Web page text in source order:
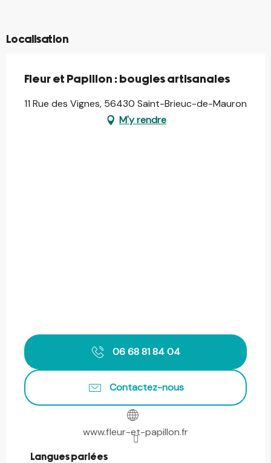
Localisation
Fleur et Papillon : bougies artisanales
11 Rue des Vignes, 56430 Saint-Brieuc-de-Mauron
M'y rendre
06 68 81 84 04
Contactez-nous
www.fleur-et-papillon.fr
Langues parlées
Langues parlées